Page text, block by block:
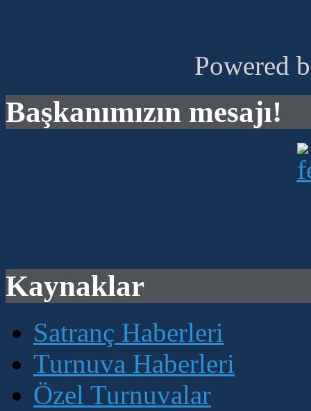
Powered
Başkanımızın mesajı!
Kaynaklar
Satranç Haberleri
Turnuva Haberleri
Özel Turnuvalar